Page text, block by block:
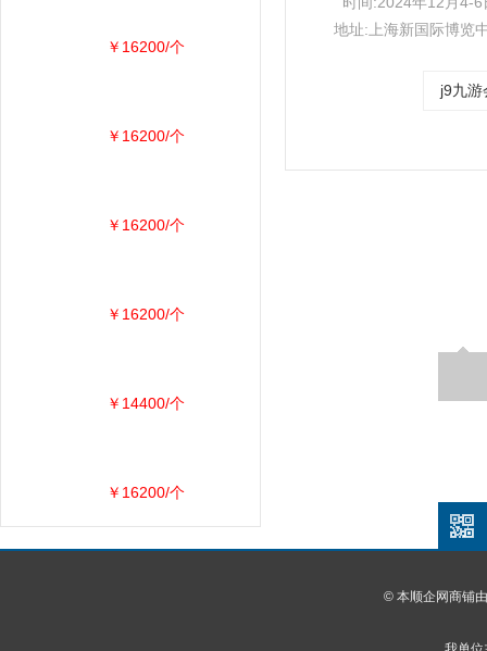
地址:上海新国际博览
j9九游
￥16200/个
￥16200/个
￥16200/个
￥16200/个
￥14400/个
￥16200/个
© 本顺企网商铺由